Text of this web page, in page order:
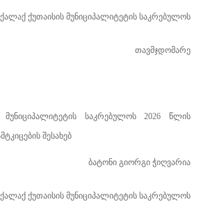
ქალაქ ქუთაისის მუნიციპალიტეტის საკრებულოს
თავმჯდომარე
მუნიციპალიტეტის საკრებულოს 2026 წლის
შესახებ
ბატონი გიორგი ჭიღვარია
ქალაქ ქუთაისის მუნიციპალიტეტის საკრებულოს